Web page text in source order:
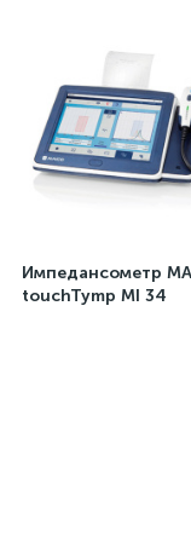
Импедансометр
touchTymp MI 34